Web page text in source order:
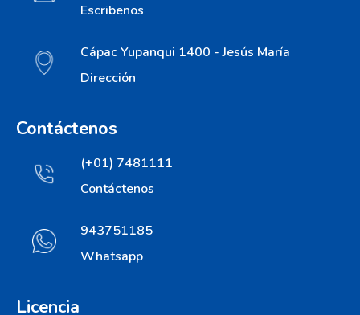
Escribenos
Cápac Yupanqui 1400 - Jesús María
Dirección
Contáctenos
(+01) 7481111
Contáctenos
943751185
Whatsapp
Licencia